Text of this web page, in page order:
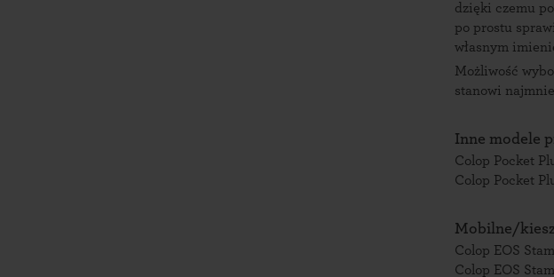
dzięki czemu
po prostu
własnym
Możliwość
stanowi
Inne modele
Colop Pocket
Colop Pocket
Mobilne/
Colop EOS
Colop EOS